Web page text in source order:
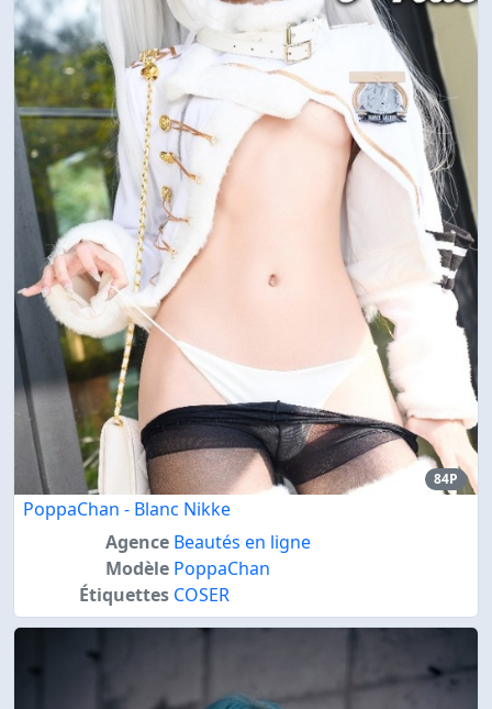
84P
PoppaChan - Blanc Nikke
Agence Beautés en ligne
Modèle PoppaChan
Étiquettes COSER